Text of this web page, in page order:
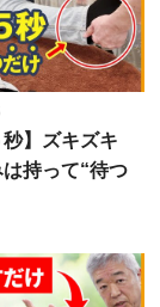
秒】ズキズキ
持って“待つ